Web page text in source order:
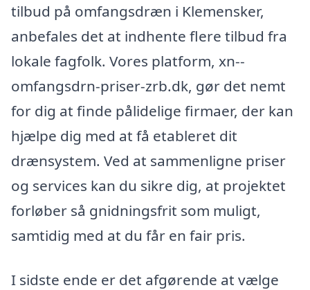
tilbud på omfangsdræn i Klemensker,
anbefales det at indhente flere tilbud fra
lokale fagfolk. Vores platform, xn--
omfangsdrn-priser-zrb.dk, gør det nemt
for dig at finde pålidelige firmaer, der kan
hjælpe dig med at få etableret dit
drænsystem. Ved at sammenligne priser
og services kan du sikre dig, at projektet
forløber så gnidningsfrit som muligt,
samtidig med at du får en fair pris.
I sidste ende er det afgørende at vælge